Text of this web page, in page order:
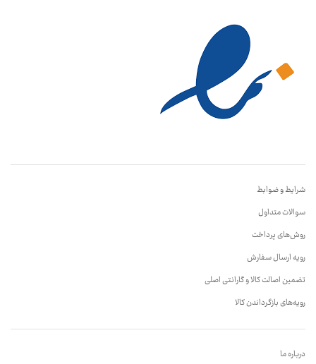
شرایط و ضوابط
سوالات متداول
روش‌های پرداخت
رویه ارسال سفارش
تضمین اصالت کالا و گارانتی اصلی
رویه‌های بازگرداندن کالا
درباره ما